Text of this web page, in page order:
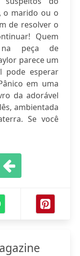
o marido ou o
de resolver o
Quem
na peça de
parece um
pode esperar
em uma
da adorável
ambientada
Se você